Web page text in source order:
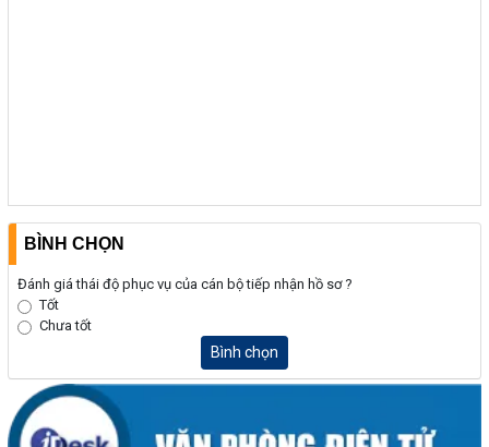
BÌNH CHỌN
Đánh giá thái độ phục vụ của cán bộ tiếp nhận hồ sơ ?
Tốt
Chưa tốt
Bình chọn